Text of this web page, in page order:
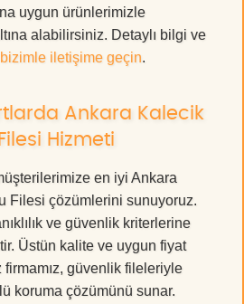
uygun ürünlerimizle
alabilirsiniz. Detaylı bilgi ve
iletişime geçin.
Ankara Kalecik
Hizmeti
en iyi Ankara
Filesi çözümlerini sunuyoruz.
ve güvenlik kriterlerine
Üstün kalite ve uygun fiyat
güvenlik fileleriyle
koruma çözümünü sunar.